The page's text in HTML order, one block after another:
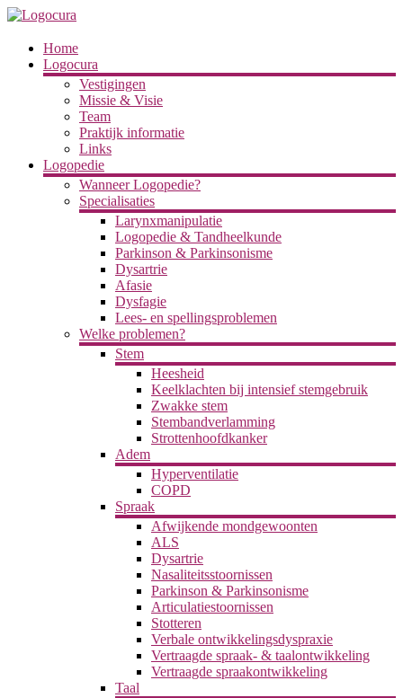
Ga
inhoud
Logocura
Home
Logocura
Vestigingen
Missie & Visie
Team
Praktijk informatie
Links
Logopedie
Wanneer Logopedie?
Specialisaties
Larynxmanipulatie
Logopedie & Tandheelkunde
Parkinson & Parkinsonisme
Dysartrie
Afasie
Dysfagie
Lees- en spellingsproblemen
Welke problemen?
Stem
Heesheid
Keelklachten bij intensief stemgebruik
Zwakke stem
Stembandverlamming
Strottenhoofdkanker
Adem
Hyperventilatie
COPD
Spraak
Afwijkende mondgewoonten
ALS
Dysartrie
Nasaliteitsstoornissen
Parkinson & Parkinsonisme
Articulatiestoornissen
Stotteren
Verbale ontwikkelingsdyspraxie
Vertraagde spraak- & taalontwikkeling
Vertraagde spraakontwikkeling
Taal